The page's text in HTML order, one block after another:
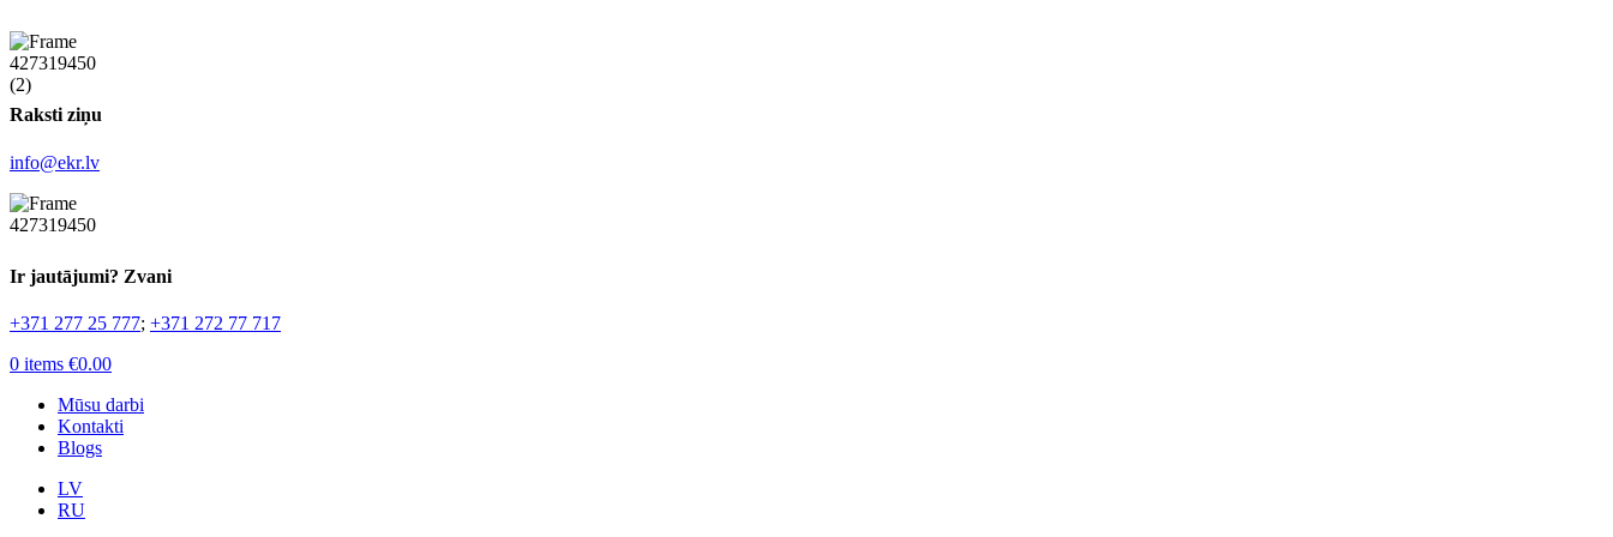
Raksti ziņu
info@ekr.lv
Ir jautājumi? Zvani
+371 277 25 777; +371 272 77 717
0 items €0.00
Mūsu darbi
Kontakti
Blogs
LV
RU